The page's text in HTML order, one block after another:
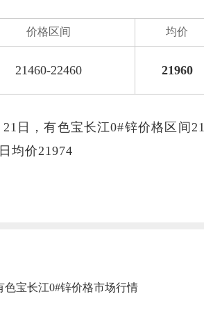
价格区间 均价
21460-22460 21960
21日，有色宝长江0#锌价格区间
均价21974
色宝长江0#锌价格市场行情